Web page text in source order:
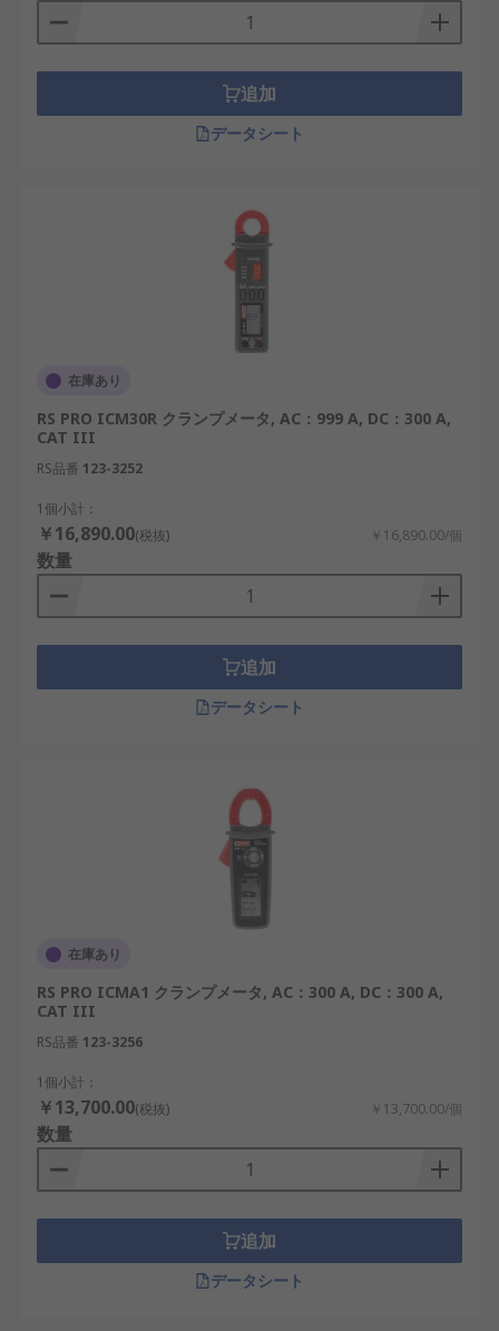
追加
データシート
在庫あり
RS PRO ICM30R クランプメータ, AC：999 A, DC：300 A,
CAT III
RS品番 123-3252
1個小計：
￥16,890.00(税抜) ￥16,890.00/個
数量
追加
データシート
在庫あり
RS PRO ICMA1 クランプメータ, AC：300 A, DC：300 A,
CAT III
RS品番 123-3256
1個小計：
￥13,700.00(税抜) ￥13,700.00/個
数量
追加
データシート